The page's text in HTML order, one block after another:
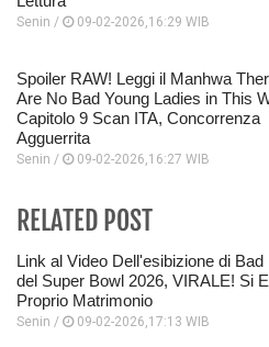
Senin / 09-02-2026,16:29 WIB
Spoiler RAW! Leggi il Manhwa
Are No Bad Young Ladies in This
Capitolo 9 Scan ITA, Concorrenza
Agguerrita
Senin / 09-02-2026,16:27 WIB
RELATED POST
Link al Video Dell'esibizione di
del Super Bowl 2026, VIRALE! Si
Proprio Matrimonio
Senin / 09-02-2026,17:13 WIB